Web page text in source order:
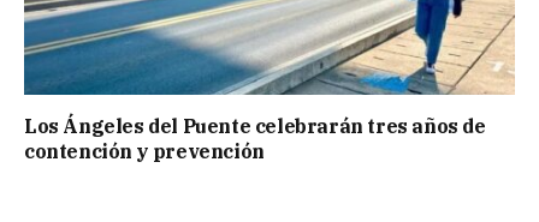
Los Ángeles del Puente celebrarán tres años de
contención y prevención